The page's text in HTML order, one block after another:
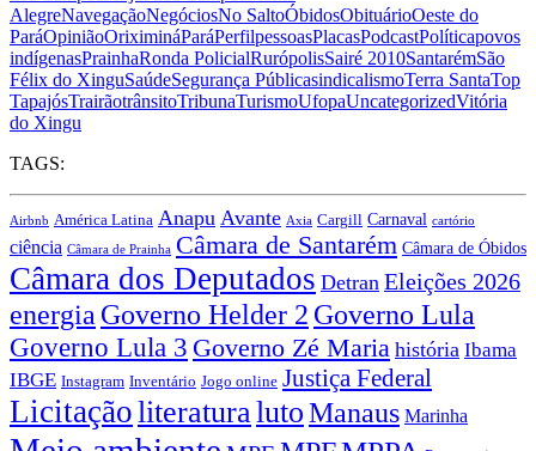
AlegreNavegaçãoNegóciosNo SaltoÓbidosObituárioOeste do
ParáOpiniãoOriximináParáPerfilpessoasPlacasPodcastPolíticapovos
indígenasPrainhaRonda PolicialRurópolisSairé 2010SantarémSão
Félix do XinguSaúdeSegurança PúblicasindicalismoTerra SantaTop
TapajósTrairãotrânsitoTribunaTurismoUfopaUncategorizedVitória
do Xingu
TAGS:
Airbnb América Latina Anapu Avante Axia Cargill Carnaval cartório
ciência Câmara de Prainha Câmara de Santarém Câmara de Óbidos
Câmara dos Deputados Detran Eleições 2026
energia Governo Helder 2 Governo Lula
Governo Lula 3 Governo Zé Maria história Ibama
IBGE Instagram Inventário Jogo online Justiça Federal
LicitaçãoliteraturalutoManaus Marinha